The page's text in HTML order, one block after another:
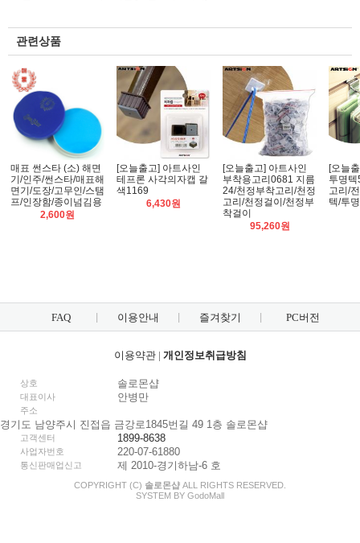
관련상품
매표 썬스타 (소) 해면
기/인주/썬스타/매표해
면기/도장/고무인/스탬
프/인장함/종이넘김용
2,600원
[오늘출고] 아트사인
테프론 사각의자캡 갈
색1169
6,430원
[오늘출고] 아트사인
부착용고리0681 지름
24/천정부착고리/천정
고리/천정걸이/천정부
착걸이
95,260원
[오늘
투명
고리/
텍/투
FAQ 이용안내 즐겨찾기 PC버전
이용약관| 개인정보취급방침
상호 솔로몬샵
대표이사 안병만
주소
경기도 남양주시 진접읍 금강로1845번길 49 1층 솔로몬샵
고객센터 1899-8638
사업자번호 220-07-61880
통신판매업신고 제 2010-경기하남-6 호
COPYRIGHT (C) 솔로몬샵 ALL RIGHTS RESERVED.
SYSTEM BY GodoMall